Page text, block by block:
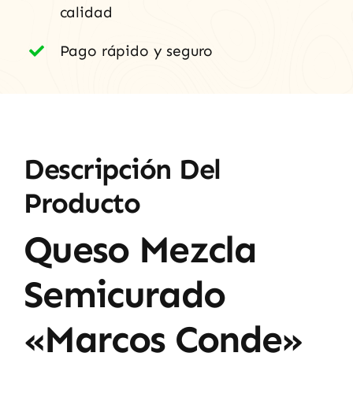
calidad
Pago rápido y seguro
Descripción Del
Producto
Queso Mezcla
Semicurado
«Marcos Conde»